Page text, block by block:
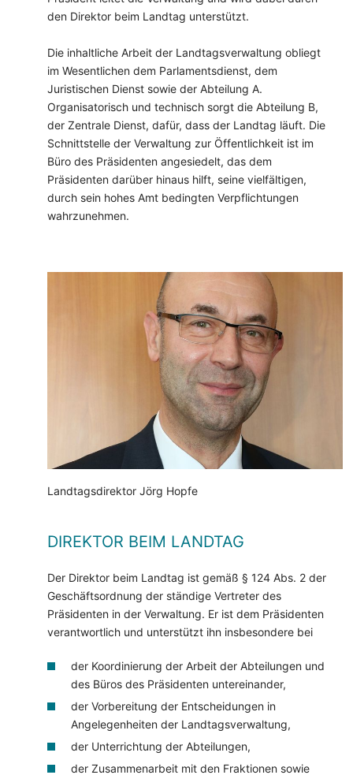
den Direktor beim Landtag unterstützt.
Die inhaltliche Arbeit der Landtagsverwaltung obliegt
im Wesentlichen dem Parlamentsdienst, dem
Juristischen Dienst sowie der Abteilung A.
Organisatorisch und technisch sorgt die Abteilung B,
der Zentrale Dienst, dafür, dass der Landtag läuft. Die
Schnittstelle der Verwaltung zur Öffentlichkeit ist im
Büro des Präsidenten angesiedelt, das dem
Präsidenten darüber hinaus hilft, seine vielfältigen,
durch sein hohes Amt bedingten Verpflichtungen
wahrzunehmen.
Landtagsdirektor Jörg Hopfe
DIREKTOR BEIM LANDTAG
Der Direktor beim Landtag ist gemäß § 124 Abs. 2 der
Geschäftsordnung der ständige Vertreter des
Präsidenten in der Verwaltung. Er ist dem Präsidenten
verantwortlich und unterstützt ihn insbesondere bei
der Koordinierung der Arbeit der Abteilungen und
des Büros des Präsidenten untereinander,
der Vorbereitung der Entscheidungen in
Angelegenheiten der Landtagsverwaltung,
der Unterrichtung der Abteilungen,
der Zusammenarbeit mit den Fraktionen sowie